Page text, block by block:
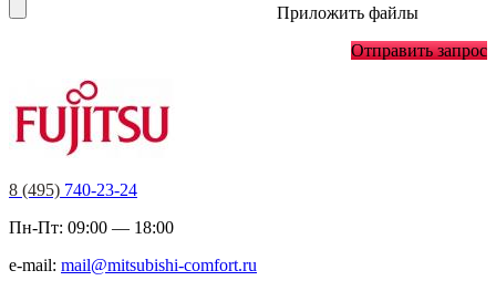
Приложить файлы
Отправить запрос
8 (495) 740-23-24
Пн-Пт: 09:00 — 18:00
e-mail: mail@mitsubishi-comfort.ru